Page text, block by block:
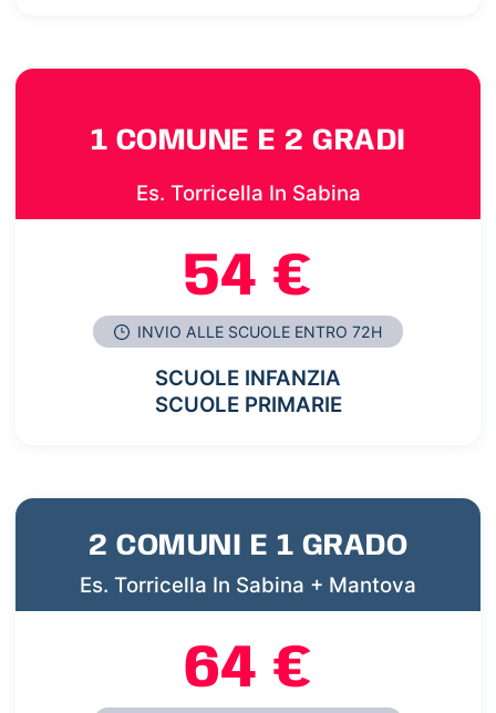
1 COMUNE E 2 GRADI
Es. Torricella In Sabina
54 €
INVIO ALLE SCUOLE ENTRO 72H
SCUOLE INFANZIA
SCUOLE PRIMARIE
2 COMUNI E 1 GRADO
Es. Torricella In Sabina + Mantova
64 €